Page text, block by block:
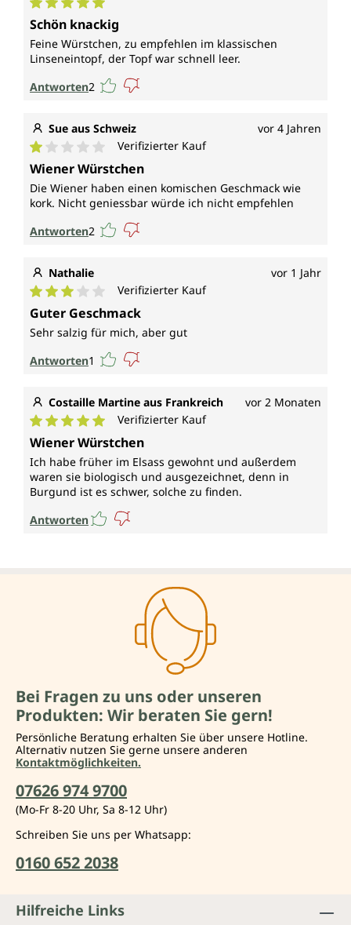
Durchschnittliche Bewertung von 5 von 5 Sternen
Schön knackig
Feine Würstchen, zu empfehlen im klassischen
Linseneintopf, der Topf war schnell leer.
Antworten2
Sue aus Schweiz vor 4 Jahren
Durchschnittliche Bewertung von 1 von 5 Sternen
Verifizierter Kauf
Wiener Würstchen
Die Wiener haben einen komischen Geschmack wie
kork. Nicht geniessbar würde ich nicht empfehlen
Antworten2
Nathalie vor 1 Jahr
Durchschnittliche Bewertung von 3 von 5 Sternen
Verifizierter Kauf
Guter Geschmack
Sehr salzig für mich, aber gut
Antworten1
Costaille Martine aus Frankreich vor 2 Monaten
Durchschnittliche Bewertung von 5 von 5 Sternen
Verifizierter Kauf
Wiener Würstchen
Ich habe früher im Elsass gewohnt und außerdem
waren sie biologisch und ausgezeichnet, denn in
Burgund ist es schwer, solche zu finden.
Antworten
Bei Fragen zu uns oder unseren
Produkten: Wir beraten Sie gern!
Persönliche Beratung erhalten Sie über unsere Hotline.
Alternativ nutzen Sie gerne unsere anderen
Kontaktmöglichkeiten.
07626 974 9700
(Mo-Fr 8-20 Uhr, Sa 8-12 Uhr)
Schreiben Sie uns per Whatsapp:
0160 652 2038
Hilfreiche Links